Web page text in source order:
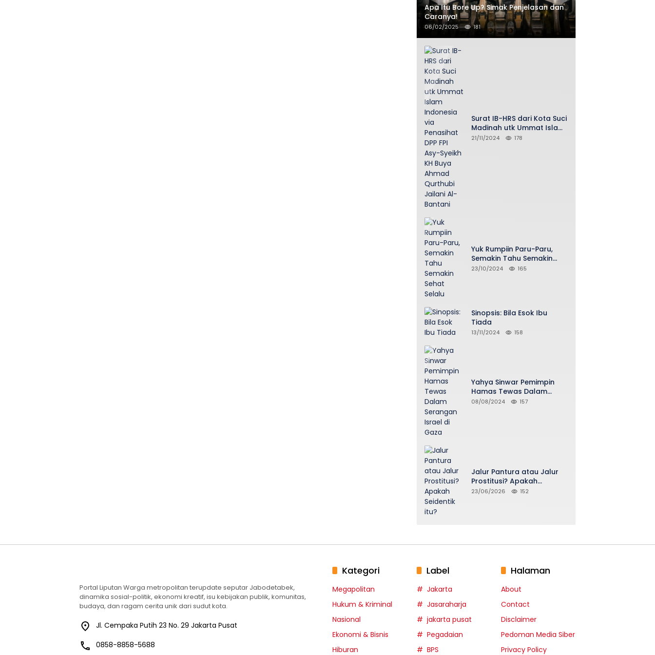
Apa Itu Bore Up? Simak Penjelasan dan
Caranya!
06/02/2025 181
Surat IB-HRS dari Kota Suci
Madinah utk Ummat Islam
Indonesia via Penasihat
21/11/2024 178
Yuk Rumpiin Paru-Paru,
Semakin Tahu Semakin
Sehat Selalu
23/10/2024 165
Sinopsis: Bila Esok Ibu
Tiada
13/11/2024 158
Yahya Sinwar Pemimpin
Hamas Tewas Dalam
Serangan Israel di Gaza
08/08/2024 157
Jalur Pantura atau Jalur
Prostitusi? Apakah
Seidentik itu?
23/06/2026 152
Portal Liputan Warga metropolitan terupdate seputar Jabodetabek,
dinamika sosial-politik, ekonomi kreatif, isu kebijakan publik, komunitas,
budaya, dan ragam cerita unik dari sudut kota.
Jl. Cempaka Putih 23 No. 29 Jakarta Pusat
0858-8858-5688
Kategori
Megapolitan
Hukum & Kriminal
Nasional
Ekonomi & Bisnis
Hiburan
Label
Jakarta
Jasaraharja
jakarta pusat
Pegadaian
BPS
Halaman
About
Contact
Disclaimer
Pedoman Media Siber
Privacy Policy